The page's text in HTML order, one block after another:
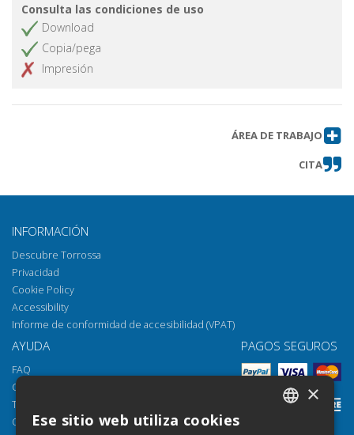
Consulta las condiciones de uso
Download
Copia/pega
Impresión
ÁREA DE TRABAJO
CITA
INFORMACIÓN
Descubre Torrossa
Privacidad
Cookie Policy
Accessibility
Informe de conformidad de accesibilidad (VPAT)
AYUDA
FAQ
Cómo abrir los archivos
Torrossa Reader
Opciones de acceso
PAGOS SEGUROS
×
Ese sitio web utiliza cookies